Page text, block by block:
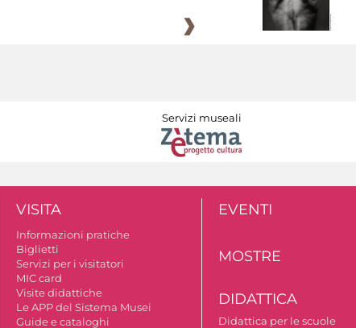
Servizi museali
VISITA
Informazioni pratiche
Biglietti
Servizi per i visitatori
MIC card
Visite didattiche
Le APP del Sistema Musei
Guide e cataloghi
EVENTI
MOSTRE
DIDATTICA
Didattica per le scuole